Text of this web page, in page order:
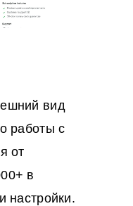
вид
работы с
от
в
настройки.